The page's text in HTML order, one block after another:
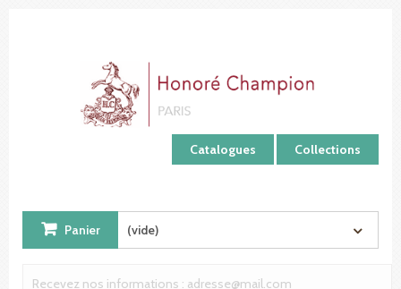
Catalogues Collections
Panier (vide)